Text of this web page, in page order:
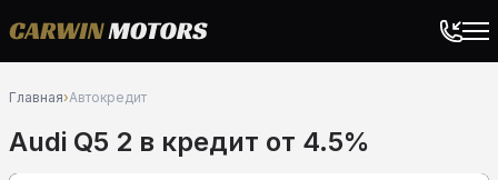
Главная›Автокредит
Audi Q5 2 в кредит от 4.5%